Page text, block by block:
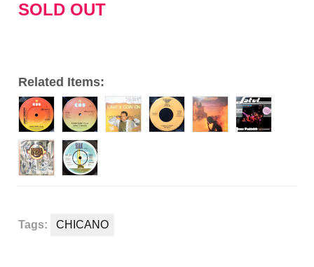
ヤ
SOLD OUT
Related Items:
Tags: CHICANO